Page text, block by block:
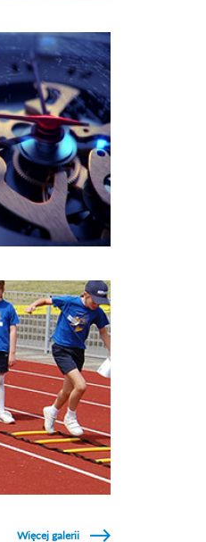
Więcej galerii